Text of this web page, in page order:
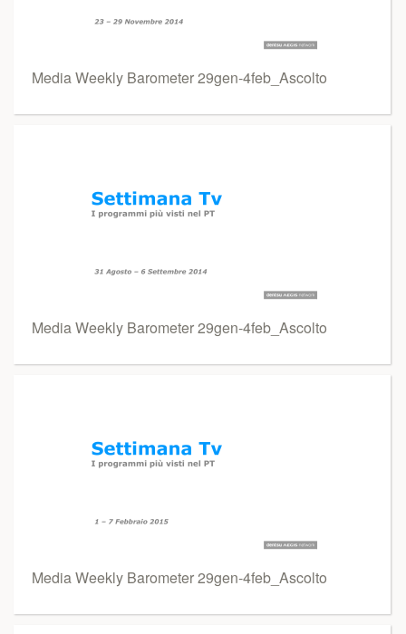
Media Weekly Barometer 29gen-4feb_Ascolto
Media Weekly Barometer 29gen-4feb_Ascolto
Media Weekly Barometer 29gen-4feb_Ascolto